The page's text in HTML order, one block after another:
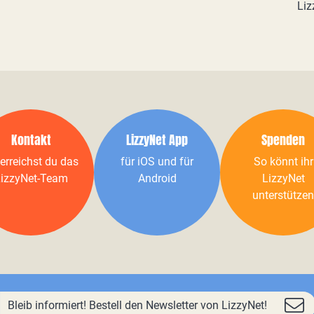
Kontakt
du das
Team
LizzyNet App
für iOS und für
Android
Spenden
So könnt ihr
LizzyNet
unterstützen
Bleib informiert! Bestell den Newsletter von LizzyNet!